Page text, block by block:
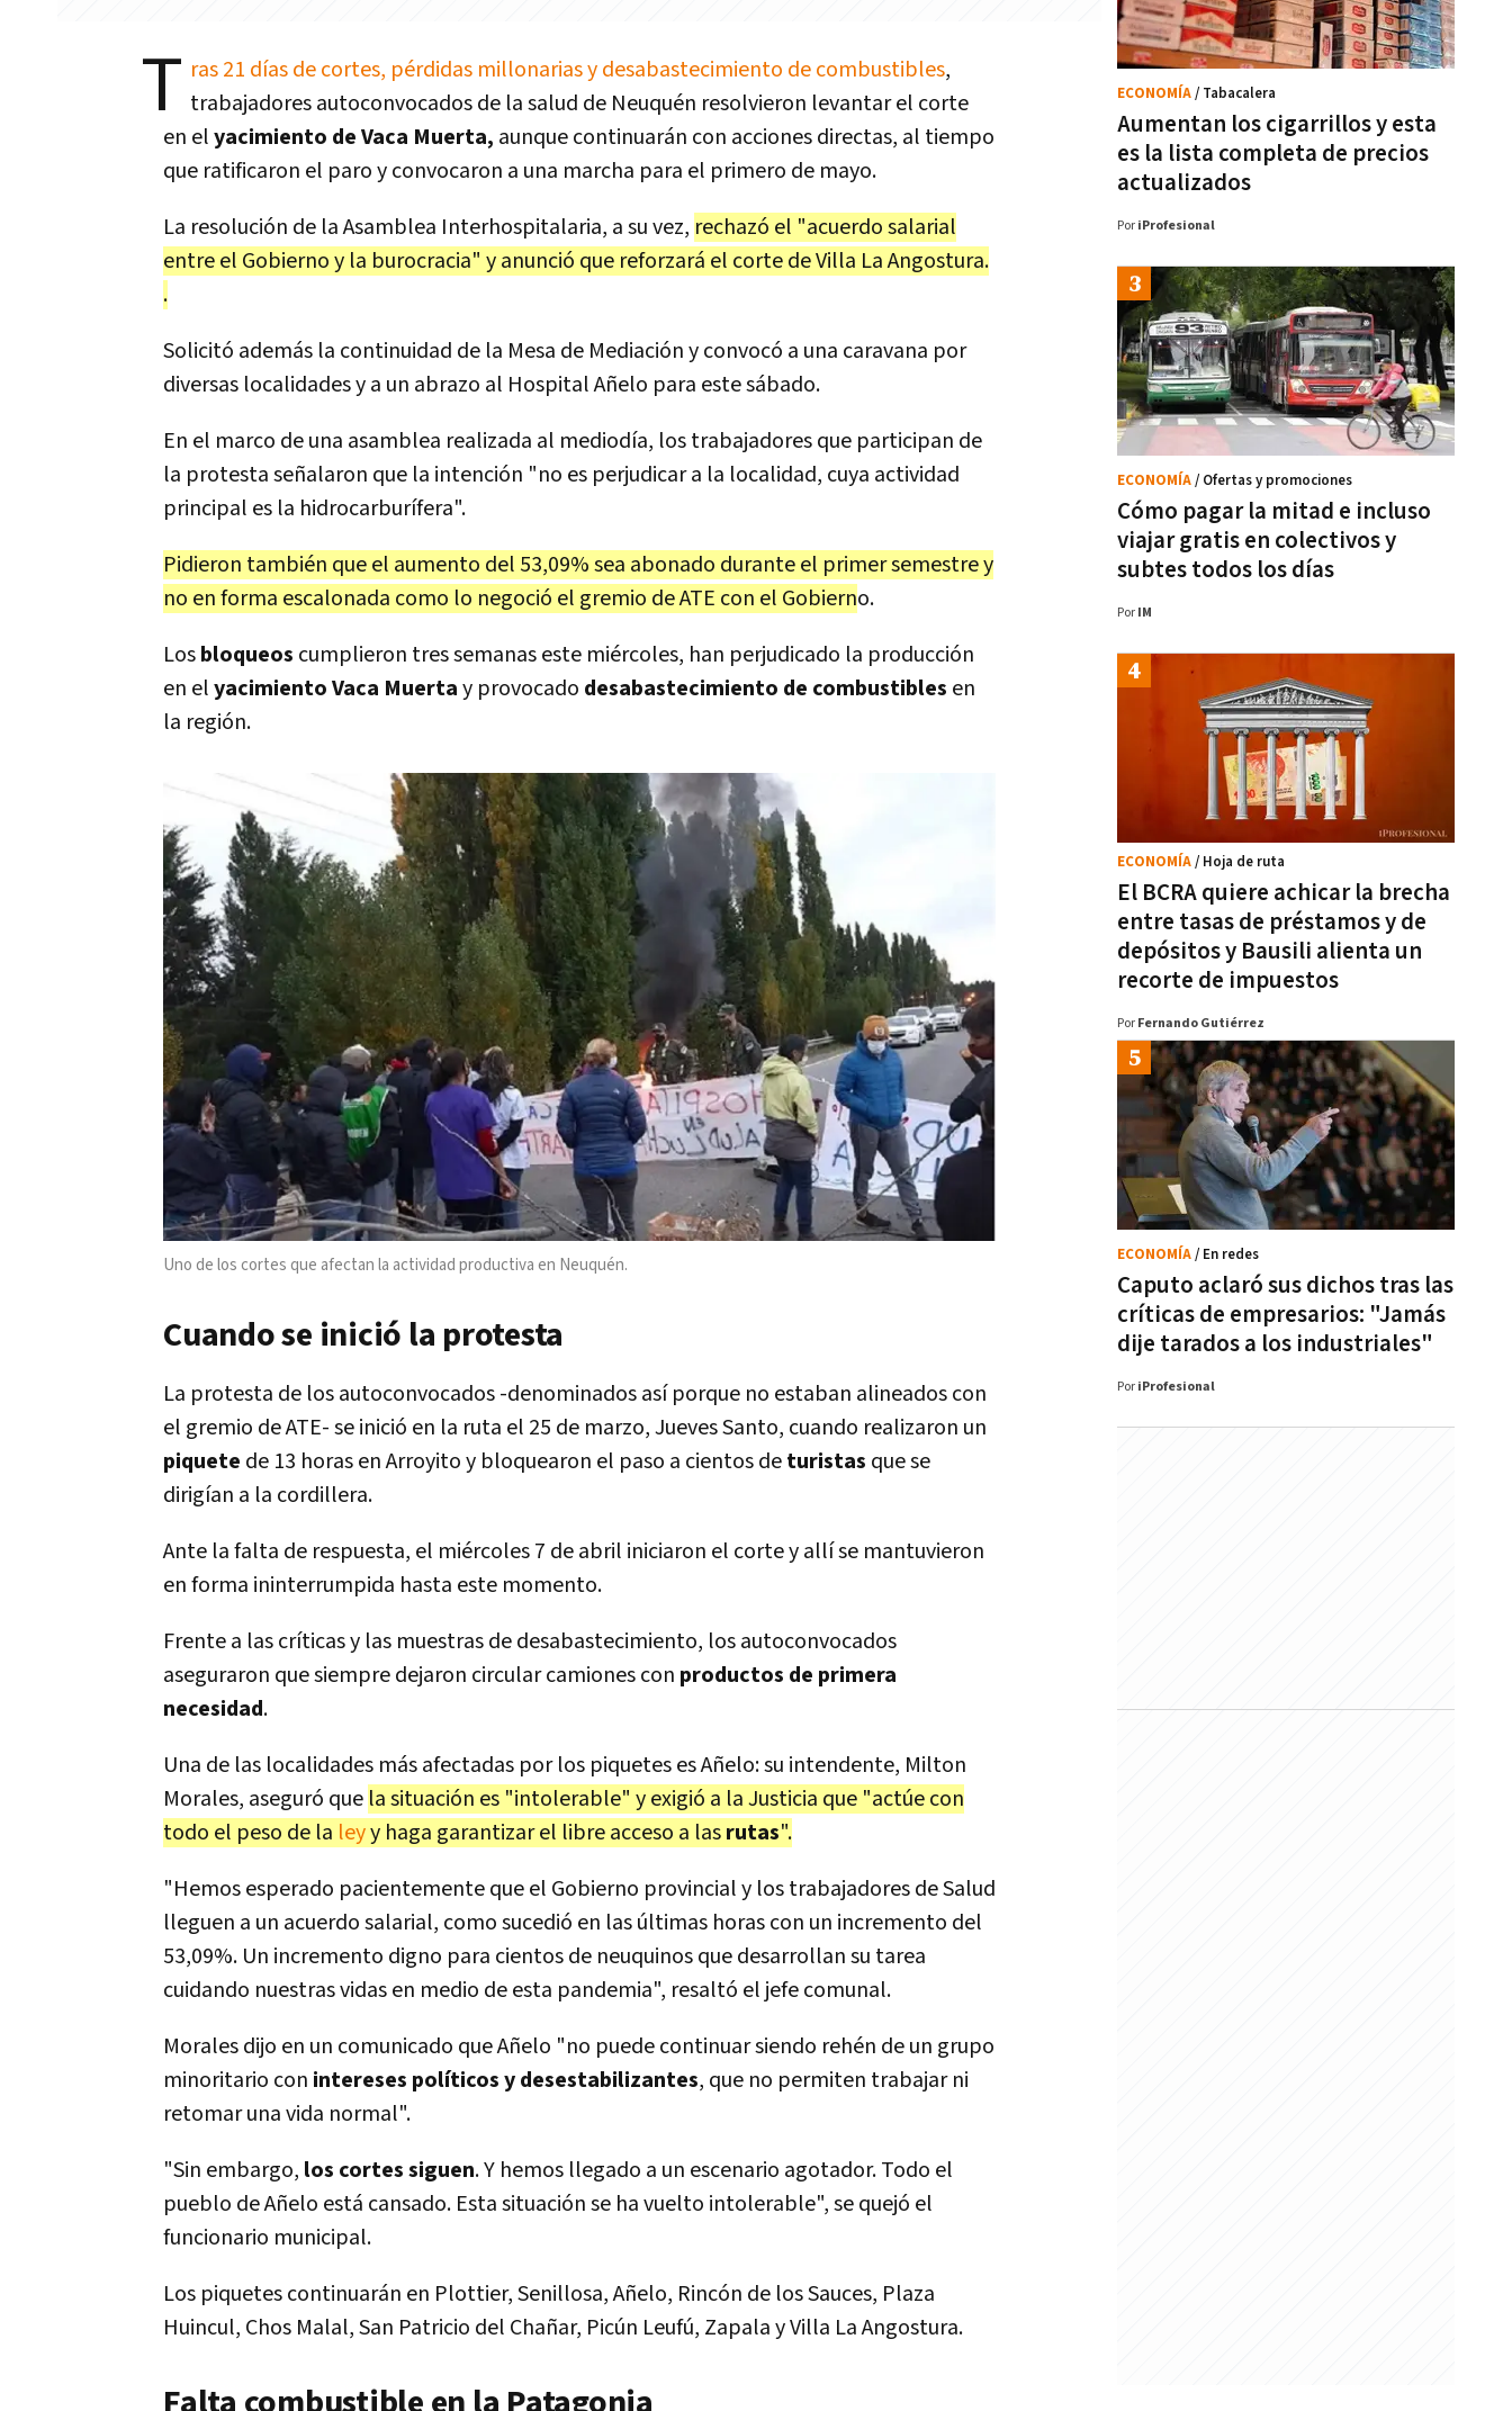
T ras 21 días de cortes, pérdidas millonarias y desabastecimiento de combustibles,
trabajadores autoconvocados de la salud de Neuquén resolvieron levantar el corte
en elyacimiento de Vaca Muerta, aunque continuarán con acciones directas, al tiempo
que ratificaron el paro y convocaron a una marcha para el primero de mayo.
La resolución de la Asamblea Interhospitalaria, a su vez, rechazó el "acuerdo salarial
entre el Gobierno y la burocracia" y anunció que reforzará el corte de Villa La Angostura.
.
Solicitó además la continuidad de la Mesa de Mediación y convocó a una caravana por
diversas localidades y a un abrazo al Hospital Añelo para este sábado.
En el marco de una asamblea realizada al mediodía, los trabajadores que participan de
la protesta señalaron que la intención "no es perjudicar a la localidad, cuya actividad
principal es la hidrocarburífera".
Pidieron también que el aumento del 53,09% sea abonado durante el primer semestre y
no en forma escalonada como lo negoció el gremio de ATE con el Gobierno.
Losbloqueos cumplieron tres semanas este miércoles, han perjudicado la producción
en elyacimiento Vaca Muertay provocado desabastecimiento de combustibles en
la región.
Uno de los cortes que afectan la actividad productiva en Neuquén.
Cuando se inició la protesta
La protesta de los autoconvocados -denominados así porque no estaban alineados con
el gremio de ATE- se inició en la ruta el 25 de marzo, Jueves Santo, cuando realizaron un
piquete de 13 horas en Arroyito y bloquearon el paso a cientos deturistas que se
dirigían a la cordillera.
Ante la falta de respuesta, el miércoles 7 de abril iniciaron el corte y allí se mantuvieron
en forma ininterrumpida hasta este momento.
Frente a las críticas y las muestras de desabastecimiento, los autoconvocados
aseguraron que siempre dejaron circular camiones con productos de primera
necesidad.
Una de las localidades más afectadas por los piquetes es Añelo: su intendente, Milton
Morales, aseguró que la situación es "intolerable" y exigió a la Justicia que "actúe con
todo el peso de la leyy haga garantizar el libre acceso a lasrutas".
"Hemos esperado pacientemente que el Gobierno provincial y los trabajadores de Salud
lleguen a un acuerdo salarial, como sucedió en las últimas horas con un incremento del
53,09%. Un incremento digno para cientos de neuquinos que desarrollan su tarea
cuidando nuestras vidas en medio de esta pandemia", resaltó el jefe comunal.
Morales dijo en un comunicado que Añelo "no puede continuar siendo rehén de un grupo
minoritario con intereses políticos y desestabilizantes, que no permiten trabajar ni
retomar una vida normal".
"Sin embargo, los cortes siguen. Y hemos llegado a un escenario agotador. Todo el
pueblo de Añelo está cansado. Esta situación se ha vuelto intolerable", se quejó el
funcionario municipal.
Los piquetes continuarán en Plottier, Senillosa, Añelo, Rincón de los Sauces, Plaza
Huincul, Chos Malal, San Patricio del Chañar, Picún Leufú, Zapala y Villa La Angostura.
Aumentan los cigarrillos y esta
es la lista completa de precios
actualizados
ECONOMÍA/ Tabacalera
Por iProfesional
Cómo pagar la mitad e incluso
viajar gratis en colectivos y
subtes todos los días
ECONOMÍA/ Ofertas y promociones
Por IM
El BCRA quiere achicar la brecha
entre tasas de préstamos y de
depósitos y Bausili alienta un
recorte de impuestos
ECONOMÍA/ Hoja de ruta
Por Fernando Gutiérrez
Caputo aclaró sus dichos tras las
críticas de empresarios: "Jamás
dije tarados a los industriales"
ECONOMÍA/ En redes
Por iProfesional